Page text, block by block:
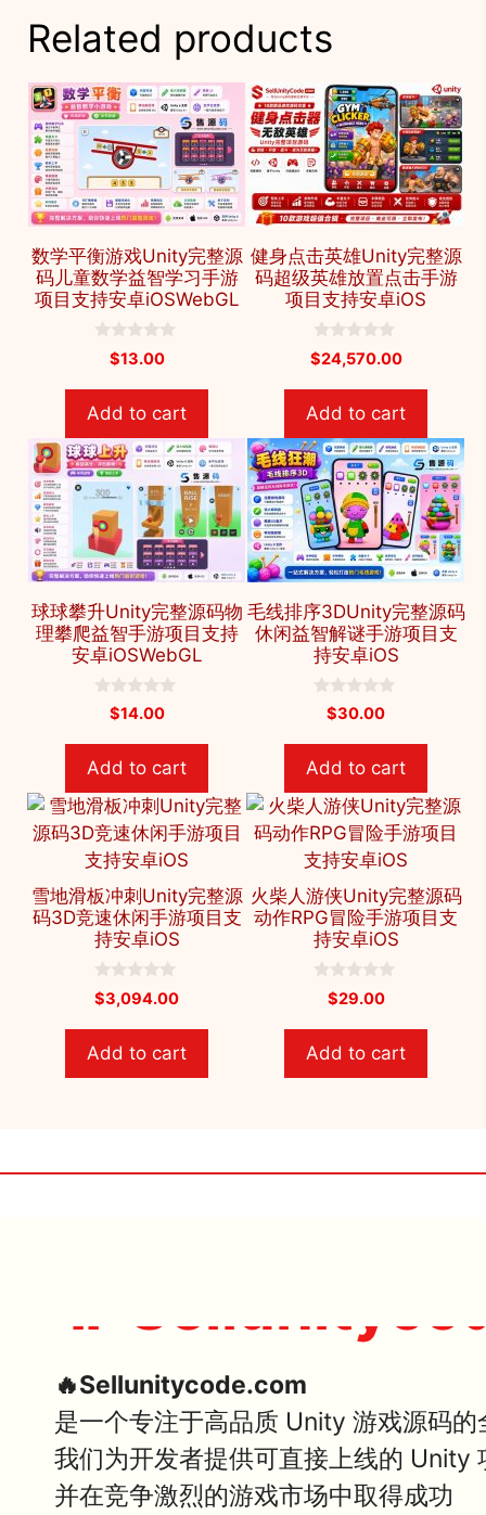
Related products
数学平衡游戏Unity完整源
码儿童数学益智学习手游
项目支持安卓iOSWebGL
o
5
$13.00
Add to cart
健身点击英雄Unity完整源
码超级英雄放置点击手游
项目支持安卓iOS
0
o
o
5
$24,570.00
Add to cart
球球攀升Unity完整源码物
理攀爬益智手游项目支持
安卓iOSWebGL
o
5
$14.00
Add to cart
毛线排序3DUnity完整源码
休闲益智解谜手游项目支
持安卓iOS
o
5
$30.00
Add to cart
雪地滑板冲刺Unity完整源
码3D竞速休闲手游项目支
持安卓iOS
0
o
o
5
$3,094.00
Add to cart
火柴人游侠Unity完整源码
动作RPG冒险手游项目支
持安卓iOS
o
5
$29.00
Add to cart
🔥
🔥Sellunitycode.com
是一个专注于高品质 Unity 游戏源码的
我们为开发者提供可直接上线的 Unity
并在竞争激烈的游戏市场中取得成功